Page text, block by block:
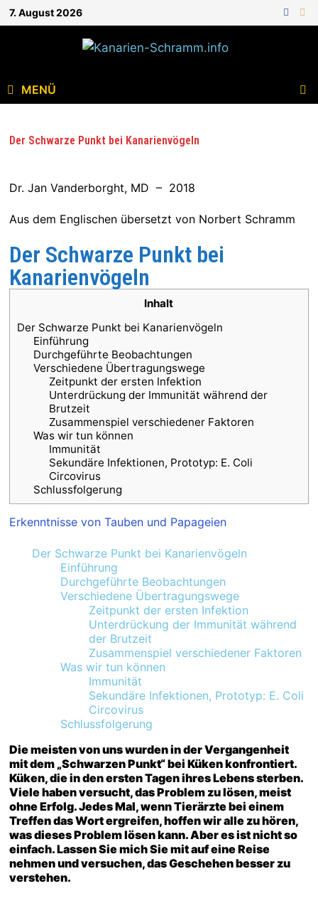
7. August 2026
MENÜ
Der Schwarze Punkt bei Kanarienvögeln
Dr. Jan Vanderborght, MD – 2018
Aus dem Englischen übersetzt von Norbert Schramm
Der Schwarze Punkt bei
Kanarienvögeln
Inhalt
Der Schwarze Punkt bei Kanarienvögeln
Einführung
Durchgeführte Beobachtungen
Verschiedene Übertragungswege
Zeitpunkt der ersten Infektion
Unterdrückung der Immunität während der
Brutzeit
Zusammenspiel verschiedener Faktoren
Was wir tun können
Immunität
Sekundäre Infektionen, Prototyp: E. Coli
Circovirus
Schlussfolgerung
Erkenntnisse von Tauben und Papageien
Der Schwarze Punkt bei Kanarienvögeln
Einführung
Durchgeführte Beobachtungen
Verschiedene Übertragungswege
Zeitpunkt der ersten Infektion
Unterdrückung der Immunität während
der Brutzeit
Zusammenspiel verschiedener Faktoren
Was wir tun können
Immunität
Sekundäre Infektionen, Prototyp: E. Coli
Circovirus
Schlussfolgerung
Die meisten von uns wurden in der Vergangenheit
mit dem „Schwarzen Punkt“ bei Küken konfrontiert.
Küken, die in den ersten Tagen ihres Lebens sterben.
Viele haben versucht, das Problem zu lösen, meist
ohne Erfolg. Jedes Mal, wenn Tierärzte bei einem
Treffen das Wort ergreifen, hoffen wir alle zu hören,
was dieses Problem lösen kann. Aber es ist nicht so
einfach. Lassen Sie mich Sie mit auf eine Reise
nehmen und versuchen, das Geschehen besser zu
verstehen.